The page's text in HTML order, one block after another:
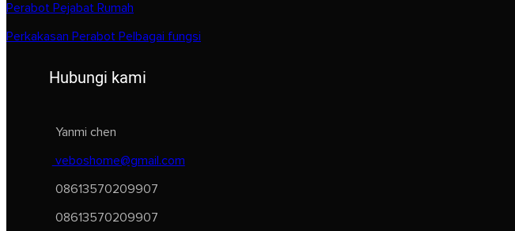
Perabot Pejabat Rumah
Perkakasan Perabot Pelbagai fungsi
Hubungi kami
Yanmi chen
veboshome@gmail.com
08613570209907
08613570209907